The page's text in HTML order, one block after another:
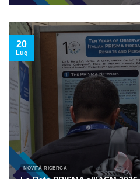
NOVITÀ RICERCA
20
Lug